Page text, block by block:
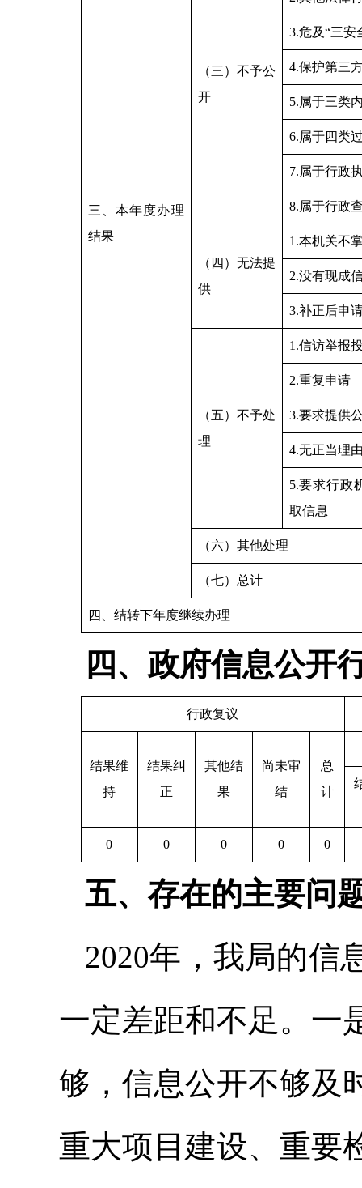
三、本年度办理
结果
（三）不予公
开
3.危及“三安
4.保护第三
5.属于三类
6.属于四类
7.属于行政
8.属于行政
（四）无法提
供
1.本机关不
2.没有现成
3.补正后申
（五）不予处
理
1.信访举报
2.重复申请
3.要求提供
4.无正当理
5.要求行政
取信息
（六）其他处理
（七）总计
四、结转下年度继续办理
四、政府信息公开
行政复议
结果维
持
结果纠
正
其他结
果
尚未审
结
总
计
0 0 0 0 0
五、存在的主要问
2020年，我局的信
一定差距和不足。一
够，信息公开不够及
重大项目建设、重要